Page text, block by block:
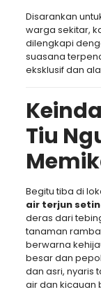
Disarankan
warga sekitar,
dilengkapi
suasana
eksklusif dan
Tiu
Begitu tiba di
air terjun
deras dari
tanaman
berwarna
besar dan
dan asri, nyaris
air dan kicauan